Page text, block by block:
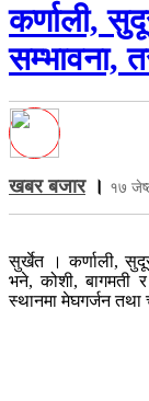
कर्णाली,
सम्भावना,
खबर बजार। १७
सुर्खेत । कर्णाली,
भने, कोशी, बागमती
स्थानमा मेघगर्जन